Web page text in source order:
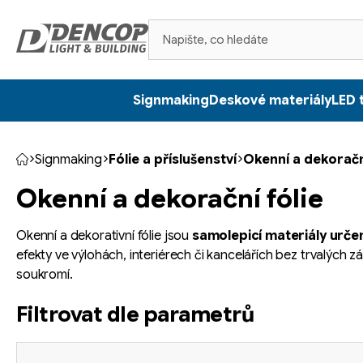
obsah
SignmakingDeskové materiályLED
Domů
Signmaking Fólie a příslušenství Okenní a
Okenní a dekorační fólie
Okenní a dekorativní fólie jsou samolepicí materiály
efekty ve výlohách, interiérech či kancelářích bez trvalých
soukromí.
Filtrovat dle parametrů